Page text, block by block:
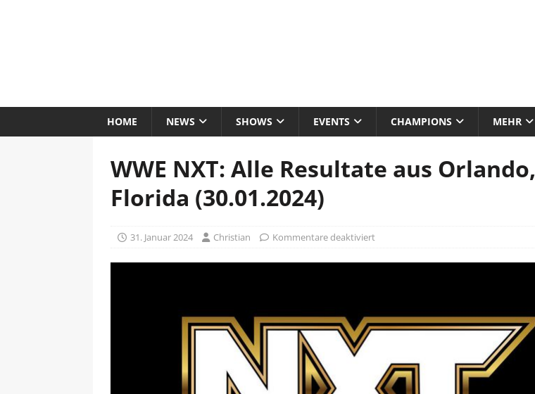
HOME NEWS SHOWS EVENTS CHAMPIONS MEHR
WWE NXT: Alle Resultate aus Orlando,
Florida (30.01.2024)
31. Januar 2024 Christian Kommentare deaktiviert